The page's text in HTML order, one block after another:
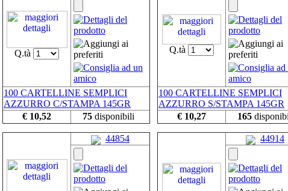
Q.tà
100 CARTELLINE SEMPLICI
AZZURRO C/STAMPA 145GR
€ 10,52
75 disponibili
Q.tà
100 CARTELLINE SEMPLICI
AZZURRO S/STAMPA 145GR
€ 10,27
165
44854 44914